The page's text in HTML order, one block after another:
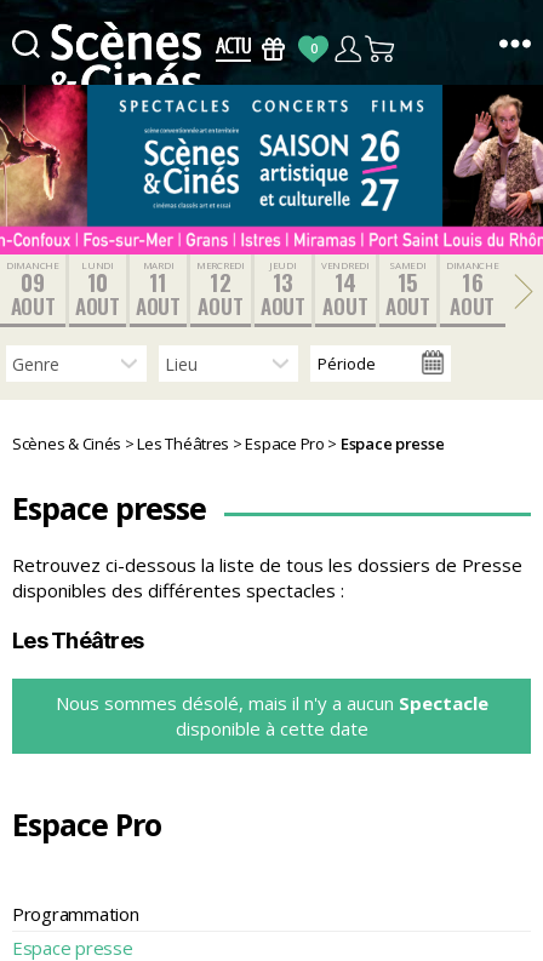
Scènes
&
Cinés
0
DIMANCHE
09
AOUT
LUNDI
10
AOUT
MARDI
11
AOUT
MERCREDI
12
AOUT
JEUDI
13
AOUT
VENDREDI
14
AOUT
SAMEDI
15
AOUT
DIMANCHE
16
AOUT
Scènes & Cinés >Les Théâtres >Espace Pro > Espace presse
Espace Pro
Programmation
Espace presse
Espace presse
Retrouvez ci-dessous la liste de tous les dossiers de Presse
disponibles des différentes spectacles :
Les Théâtres
Nous sommes désolé, mais il n'y a aucun Spectacle
disponible à cette date